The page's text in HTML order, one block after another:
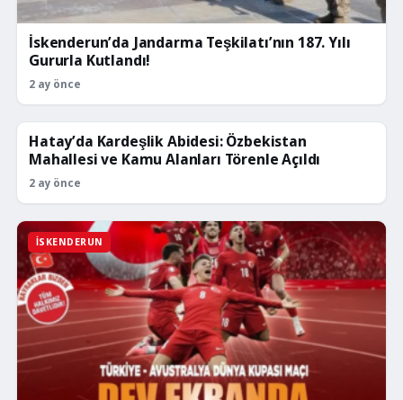
İskenderun’da Jandarma Teşkilatı’nın 187. Yılı
Gururla Kutlandı!
2 ay önce
İSKENDERUN
Hatay’da Kardeşlik Abidesi: Özbekistan
Mahallesi ve Kamu Alanları Törenle Açıldı
2 ay önce
İSKENDERUN